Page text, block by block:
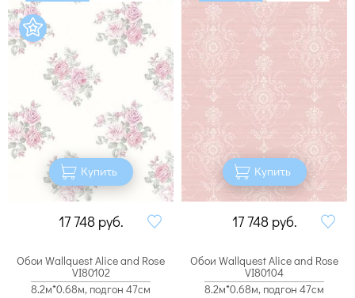
Купить
17 748 руб.
Купить
17 748 руб.
Обои Wallquest Alice and Rose
VI80102
8.2м*0.68м, подгон 47см
Обои Wallquest Alice and Rose
VI80104
8.2м*0.68м, подгон 47см